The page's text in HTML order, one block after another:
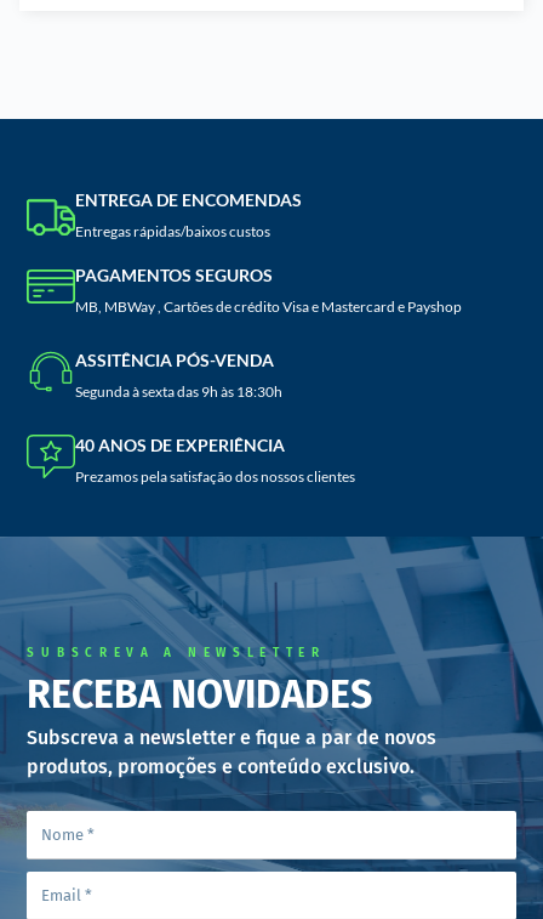
ENTREGA DE ENCOMENDAS
Entregas rápidas/baixos custos
PAGAMENTOS SEGUROS
MB, MBWay , Cartões de crédito Visa e Mastercard e Payshop
ASSITÊNCIA PÓS-VENDA
Segunda à sexta das 9h às 18:30h
40 ANOS DE EXPERIÊNCIA
Prezamos pela satisfação dos nossos clientes
SUBSCREVA A NEWSLETTER
RECEBA NOVIDADES
Subscreva a newsletter e fique a par de novos
produtos, promoções e conteúdo exclusivo.